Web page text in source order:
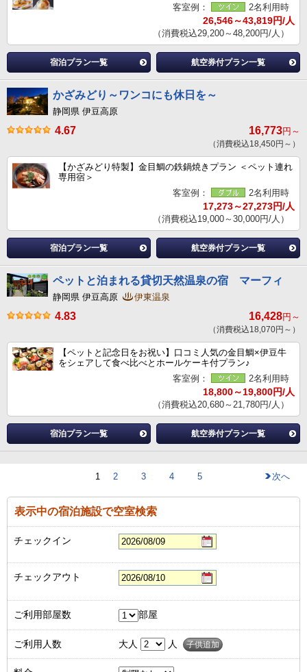
客室例：
2名利用時
26,546～43,819円/人
（消費税込29,200～48,200円/人）
宿泊プラン一覧 航空券付プラン一覧
かざみどり～ワンコにも休日を～
静岡県 伊豆高原
4.67 16,773円～
（消費税込18,450円～）
【かざみどり特製】金目鯛の鉄鍋焼きプラン ＜ペット連れ
専用宿＞
客室例：
2名利用時
17,273～27,273円/人
（消費税込19,000～30,000円/人）
宿泊プラン一覧 航空券付プラン一覧
ペットと泊まれる貸切天然温泉の宿 マーフィ
静岡県 伊豆高原 伊東温泉
4.83 16,428円～
（消費税込18,070円～）
【ペットと記念日をお祝い】口コミ人気の金目鯛×伊豆牛
をシェアして食べ比べとホールケーキ付プラン♪
客室例：
2名利用時
18,800～19,800円/人
（消費税込20,680～21,780円/人）
宿泊プラン一覧 航空券付プラン一覧
1 2 3 4 5 次へ
表示中の宿泊施設で空室検索
チェックイン
チェックアウト
ご利用部屋数 部屋
ご利用人数 大人 人 子供追加